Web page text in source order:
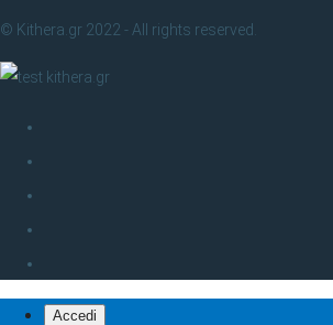
© Kithera.gr 2022 - All rights reserved.
Accedi